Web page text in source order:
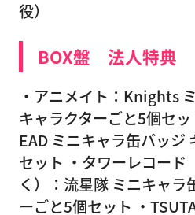
役）
BOX盤 法人特典
・アニメイト：Knights
キャラクターごと5個セ
EAD ミニキャラ缶バッジ
セット ・タワーレコー
く）：流星隊 ミニキャラ
ーごと5個セット ・